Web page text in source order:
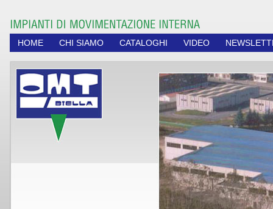
HOME CHI SIAMO CATALOGHI VIDEO